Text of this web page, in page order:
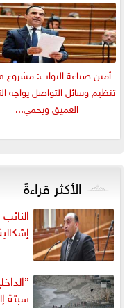
أمين صناعة النواب: مشروع
تنظيم وسائل التواصل يواجه
العميق ويحمي...
الأكثر قراءةً
سبتة